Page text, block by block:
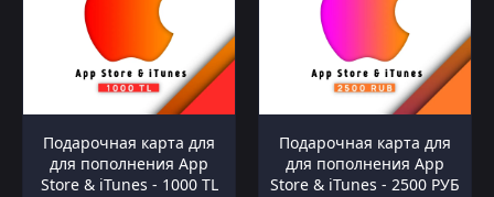
Подарочная карта для
для пополнения App
Store & iTunes - 1000 TL
Подарочная карта для
для пополнения App
Store & iTunes - 2500 РУБ